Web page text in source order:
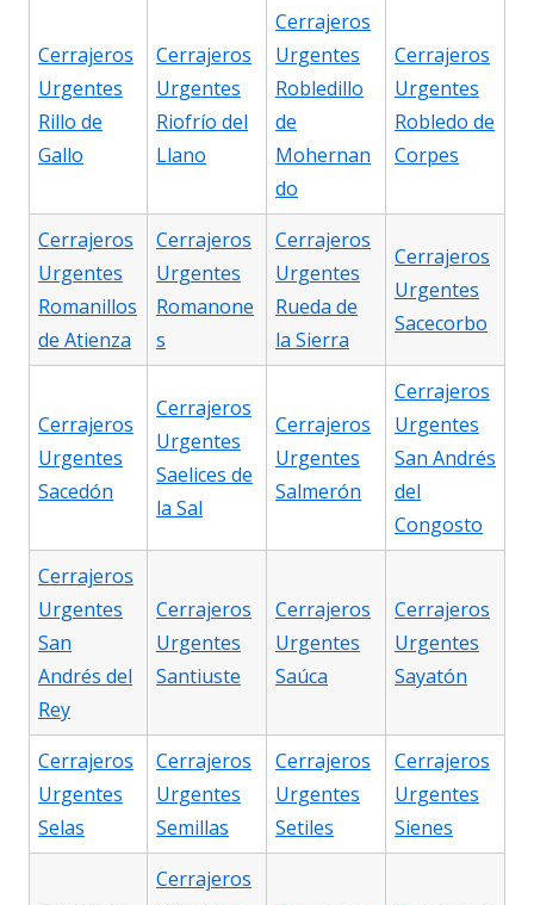
Cerrajeros
Urgentes
Rillo de
Gallo
Cerrajeros
Urgentes
Riofrío del
Llano
Cerrajeros
Urgentes
Robledillo
de
Mohernan
do
Cerrajeros
Urgentes
Robledo de
Corpes
Cerrajeros
Urgentes
Romanillos
de Atienza
Cerrajeros
Urgentes
Romanone
s
Cerrajeros
Urgentes
Rueda de
la Sierra
Cerrajeros
Urgentes
Sacecorbo
Cerrajeros
Urgentes
Sacedón
Cerrajeros
Urgentes
Saelices de
la Sal
Cerrajeros
Urgentes
Salmerón
Cerrajeros
Urgentes
San Andrés
del
Congosto
Cerrajeros
Urgentes
San
Andrés del
Rey
Cerrajeros
Urgentes
Santiuste
Cerrajeros
Urgentes
Saúca
Cerrajeros
Urgentes
Sayatón
Cerrajeros
Urgentes
Selas
Cerrajeros
Urgentes
Semillas
Cerrajeros
Urgentes
Setiles
Cerrajeros
Urgentes
Sienes
Cerrajeros